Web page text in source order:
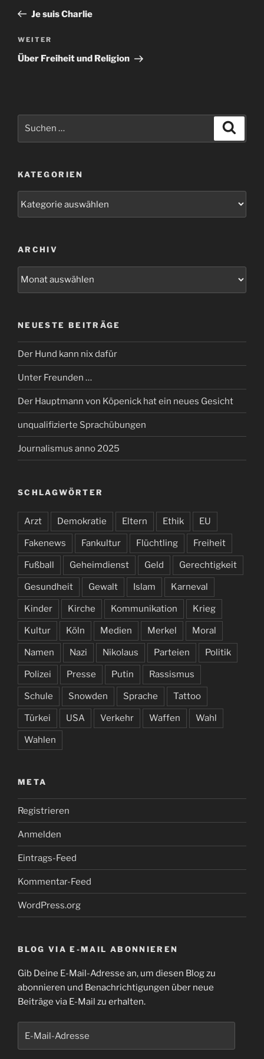
Beitrag
Je suis Charlie
Nächster
Beitrag
WEITER
Über Freiheit und Religion
KATEGORIEN
ARCHIV
NEUESTE BEITRÄGE
Der Hund kann nix dafür
Unter Freunden …
Der Hauptmann von Köpenick hat ein neues Gesicht
unqualifizierte Sprachübungen
Journalismus anno 2025
SCHLAGWÖRTER
Arzt Demokratie Eltern Ethik EU
Fakenews Fankultur Flüchtling Freiheit
Fußball Geheimdienst Geld Gerechtigkeit
Gesundheit Gewalt Islam Karneval
Kinder Kirche Kommunikation Krieg
Kultur Köln Medien Merkel Moral
Namen Nazi Nikolaus Parteien Politik
Polizei Presse Putin Rassismus
Schule Snowden Sprache Tattoo
Türkei USA Verkehr Waffen Wahl
Wahlen
META
Registrieren
Anmelden
Eintrags-Feed
Kommentar-Feed
WordPress.org
BLOG VIA E-MAIL ABONNIEREN
Gib Deine E-Mail-Adresse an, um diesen Blog zu
abonnieren und Benachrichtigungen über neue
Beiträge via E-Mail zu erhalten.
Mail-